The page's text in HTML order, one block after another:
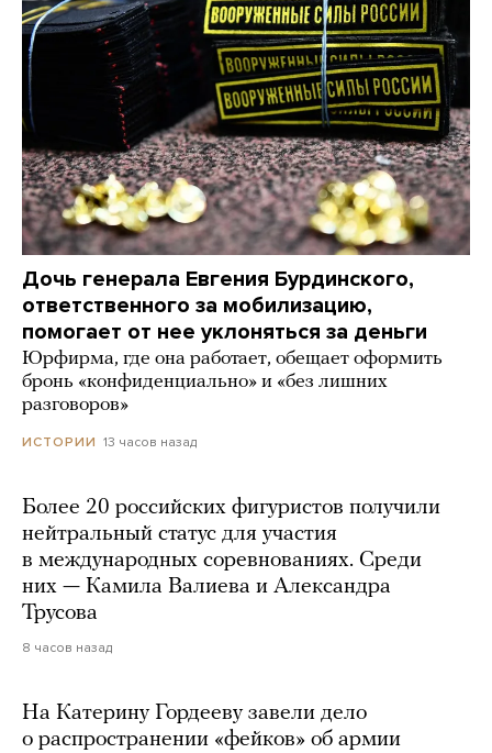
Дочь генерала Евгения Бурдинского,
ответственного за мобилизацию,
помогает от нее уклоняться за деньги
Юрфирма, где она работает, обещает оформить
бронь «конфиденциально» и «без лишних
разговоров»
ИСТОРИИ 13 часов назад
Более 20 российских фигуристов получили
нейтральный статус для участия
в международных соревнованиях. Среди
них — Камила Валиева и Александра
Трусова
8 часов назад
На Катерину Гордееву завели дело
о распространении «фейков» об армии